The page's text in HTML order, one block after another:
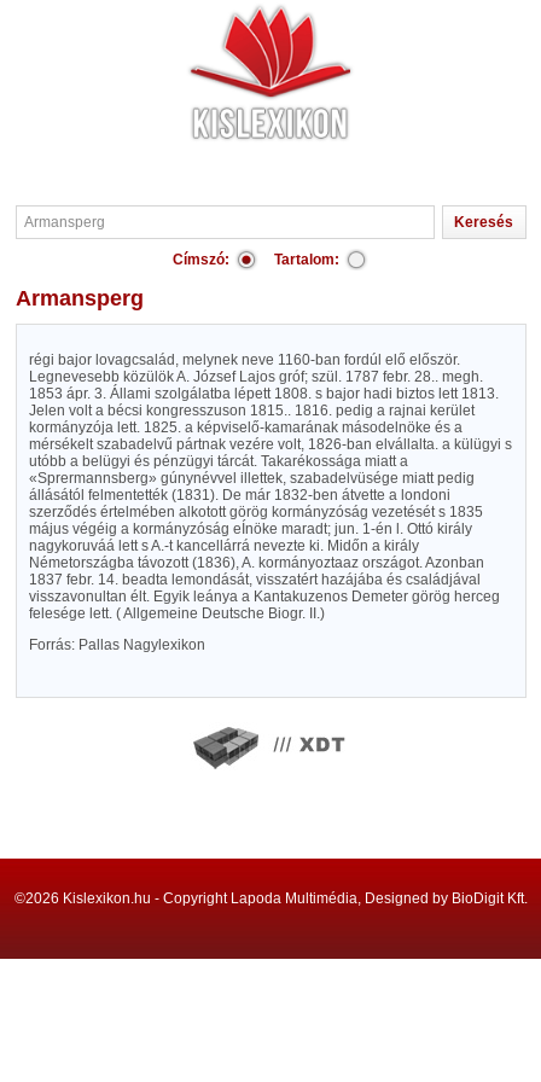
Címszó: Tartalom:
Armansperg
régi bajor lovagcsalád, melynek neve 1160-ban fordúl elő először.
Legnevesebb közülök A. József Lajos gróf; szül. 1787 febr. 28.. megh.
1853 ápr. 3. Állami szolgálatba lépett 1808. s bajor hadi biztos lett 1813.
Jelen volt a bécsi kongresszuson 1815.. 1816. pedig a rajnai kerület
kormányzója lett. 1825. a képviselő-kamarának másodelnöke és a
mérsékelt szabadelvű pártnak vezére volt, 1826-ban elvállalta. a külügyi s
utóbb a belügyi és pénzügyi tárcát. Takarékossága miatt a
«Sprermannsberg» gúnynévvel illettek, szabadelvüsége miatt pedig
állásától felmentették (1831). De már 1832-ben átvette a londoni
szerződés értelmében alkotott görög kormányzóság vezetését s 1835
május végéig a kormányzóság eÍnöke maradt; jun. 1-én l. Ottó király
nagykoruváá lett s A.-t kancellárrá nevezte ki. Midőn a király
Németországba távozott (1836), A. kormányoztaaz országot. Azonban
1837 febr. 14. beadta lemondását, visszatért hazájába és családjával
visszavonultan élt. Egyik leánya a Kantakuzenos Demeter görög herceg
felesége lett. ( Allgemeine Deutsche Biogr. II.)
Forrás: Pallas Nagylexikon
©2026 Kislexikon.hu - Copyright Lapoda Multimédia, Designed by BioDigit Kft.